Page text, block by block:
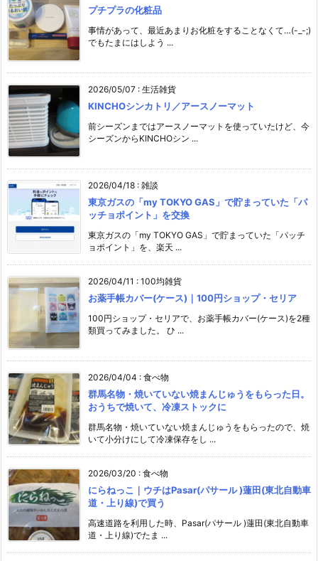
プチプラの化粧品
事情があって、最近あまりお化粧をすることなくて…(-_-;)
でもたまにはしよう ...
2026/05/07 : 生活雑貨
KINCHOシンカトリ／アースノーマット
前シーズンまではアースノーマットを使っていたけど、今
シーズンからKINCHOシン ...
2026/04/18 : 雑談
東京ガスの「my TOKYO GAS」で貯まっていた「パ
ッチョポイント」を交換
東京ガスの「my TOKYO GAS」で貯まっていた「パッチ
ョポイント」を、楽天 ...
2026/04/11 : 100均雑貨
お薬手帳カバー(ケース)｜100円ショップ・セリア
100円ショップ・セリアで、お薬手帳カバー(ケース)を2種
類買ってみました。 ひ ...
2026/04/04 : 食べ物
群馬名物・焼いていない焼まんじゅうをもらった日。
おうちで焼いて、冷凍ストックに
群馬名物・焼いていない焼まんじゅうをもらったので、焼
いて小分けにして冷凍保存をし ...
2026/03/20 : 食べ物
にらねっこ｜ウチはPasar(パサール )蓮田(東北自動車
道・上り線)で買う
高速道路を利用した時、Pasar(パサール )蓮田(東北自動車
道・上り線)でたま ...